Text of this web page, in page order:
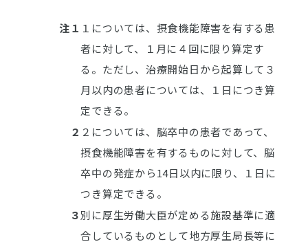
注１ １については、摂食機能障害を有する患
者に対して、１月に４回に限り算定す
る。ただし、治療開始日から起算して３
月以内の患者については、１日につき算
定できる。
２ ２については、脳卒中の患者であって、
摂食機能障害を有するものに対して、脳
卒中の発症から14日以内に限り、１日に
つき算定できる。
３別に厚生労働大臣が定める施設基準に適
合しているものとして地方厚生局長等に